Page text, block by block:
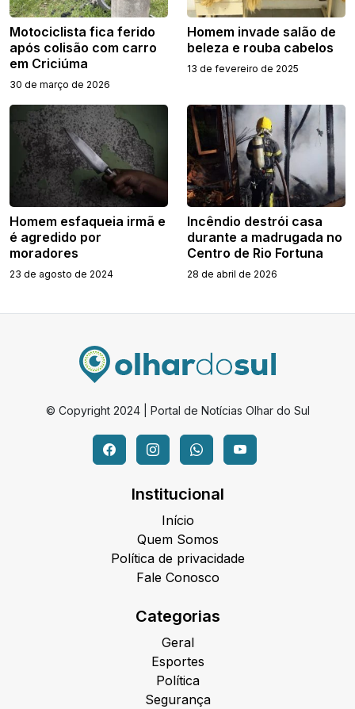
Motociclista fica ferido
após colisão com carro
em Criciúma
30 de março de 2026
Homem invade salão de
beleza e rouba cabelos
13 de fevereiro de 2025
Homem esfaqueia irmã e
é agredido por
moradores
23 de agosto de 2024
Incêndio destrói casa
durante a madrugada no
Centro de Rio Fortuna
28 de abril de 2026
© Copyright 2024 | Portal de Notícias Olhar do Sul
Institucional
Início
Quem Somos
Política de privacidade
Fale Conosco
Categorias
Geral
Esportes
Política
Segurança